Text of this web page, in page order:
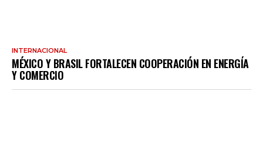
INTERNACIONAL
MÉXICO Y BRASIL FORTALECEN COOPERACIÓN EN ENERGÍA
Y COMERCIO